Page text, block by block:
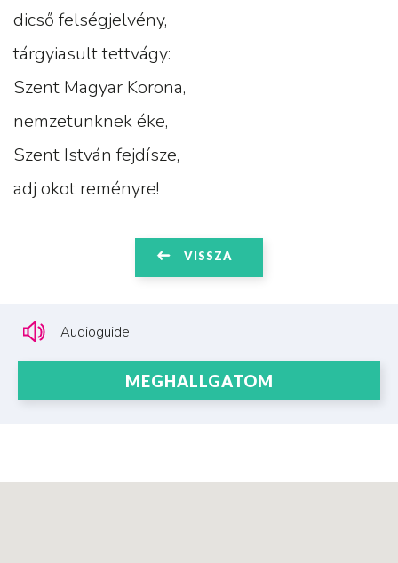
dicső felségjelvény,
tárgyiasult tettvágy:
Szent Magyar Korona,
nemzetünknek éke,
Szent István fejdísze,
adj okot reményre!
VISSZA
Audioguide
MEGHALLGATOM